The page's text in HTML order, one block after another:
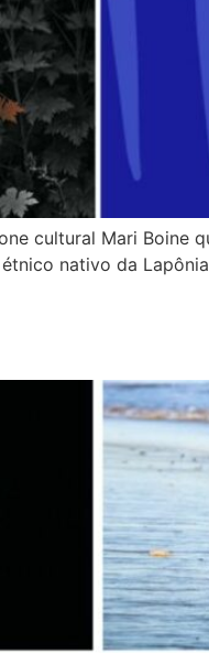
cultural Mari Boine
nativo da